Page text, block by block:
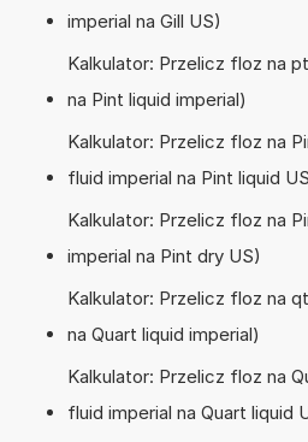
imperial na Gill US)
Kalkulator: Przelicz floz na
na Pint liquid imperial)
Kalkulator: Przelicz floz na
fluid imperial na Pint liquid
Kalkulator: Przelicz floz na
imperial na Pint dry US)
Kalkulator: Przelicz floz na
na Quart liquid imperial)
Kalkulator: Przelicz floz na
fluid imperial na Quart liquid